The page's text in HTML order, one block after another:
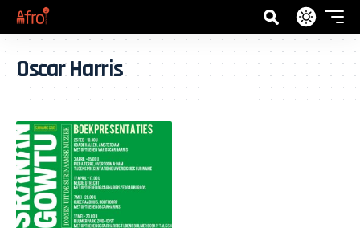
Oscar Harris